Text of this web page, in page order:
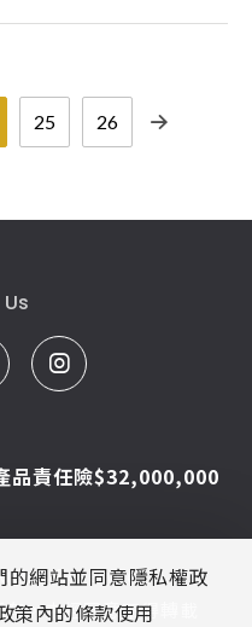
25 26
品責任險$32,000,000
Reserved.
，未經同意不得轉載
網站並同意隱私權政
策內的條款使用